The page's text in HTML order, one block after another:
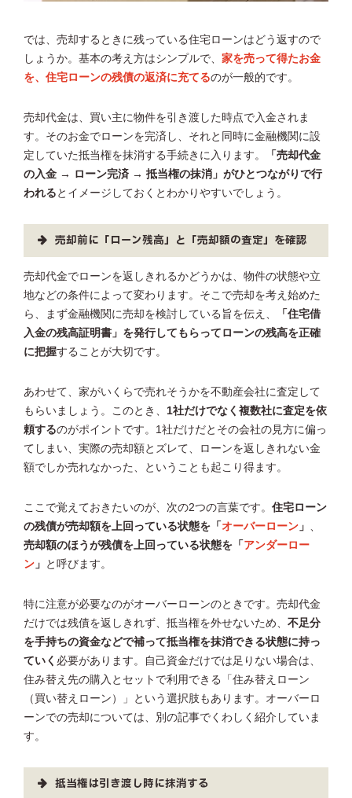
では、売却するときに残っている住宅ローンはどう返すので
しょうか。基本の考え方はシンプルで、 家を売って得たお金
を、住宅ローンの残債の返済に充てるのが一般的です。
売却代金は、買い主に物件を引き渡した時点で入金されま
す。そのお金でローンを完済し、それと同時に金融機関に設
定していた抵当権を抹消する手続きに入ります。
「売却代金
の入金 → ローン完済 → 抵当権の抹消」がひとつながりで行
われる とイメージしておくとわかりやすいでしょう。
売却前に「ローン残高」と「売却額の査定」を確認
売却代金でローンを返しきれるかどうかは、物件の状態や立
地などの条件によって変わります。そこで売却を考え始めた
ら、まず金融機関に売却を検討している旨を伝え、
「住宅借
入金の残高証明書」を発行してもらってローンの残高を正確
に把握することが大切です。
あわせて、家がいくらで売れそうかを不動産会社に査定して
もらいましょう。このとき、 1社だけでなく複数社に査定を依
頼するのがポイントです。1社だけだとその会社の見方に偏っ
てしまい、実際の売却額とズレて、ローンを返しきれない金
額でしか売れなかった、ということも起こり得ます。
ここで覚えておきたいのが、次の2つの言葉です。 住宅ローン
の残債が売却額を上回っている状態を「 オーバーローン 」 、
売却額のほうが残債を上回っている状態を「 アンダーロー
ン 」 と呼びます。
特に注意が必要なのがオーバーローンのときです。売却代金
だけでは残債を返しきれず、抵当権を外せないため、 不足分
を手持ちの資金などで補って抵当権を抹消できる状態に持っ
ていく 必要があります。自己資金だけでは足りない場合は、
住み替え先の購入とセットで利用できる「住み替えローン
（買い替えローン）」という選択肢もあります。オーバーロ
ーンでの売却については、別の記事でくわしく紹介していま
す。
抵当権は引き渡し時に抹消する